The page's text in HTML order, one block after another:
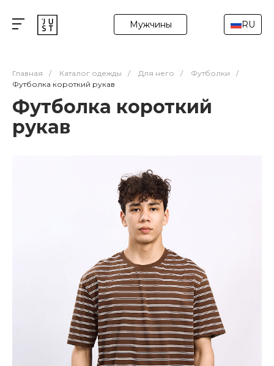
Мужчины RU
Главная / Каталог одежды / Для него / Футболки
/
Футболка короткий рукав
Футболка короткий
рукав